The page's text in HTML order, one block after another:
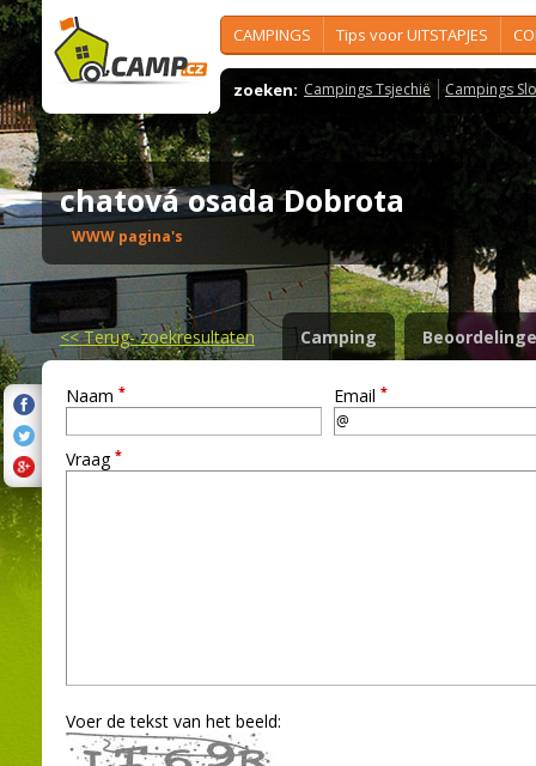
CAMPINGS Tips voor UITSTAPJES
zoeken: Campings Tsjechië Campings
chatová osada Dobrota
WWW pagina's
<<Terug- zoekresultaten Camping
Naam * Email *
Vraag *
Voer de tekst van het beeld: